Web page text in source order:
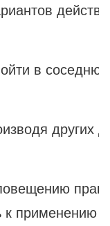
в
других
к применению